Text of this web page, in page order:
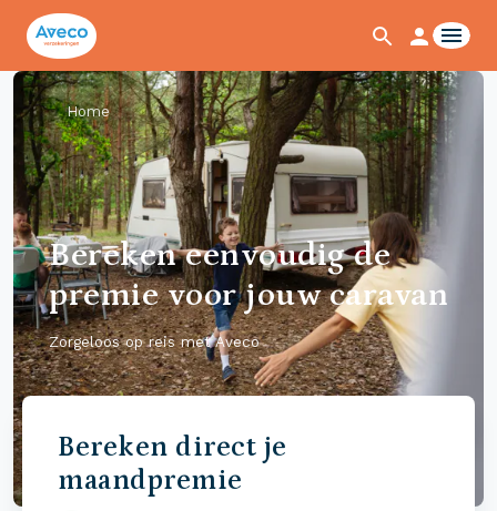
Home
Bereken eenvoudig de
premie voor jouw caravan
Zorgeloos op reis met Aveco
Bereken direct je
maandpremie